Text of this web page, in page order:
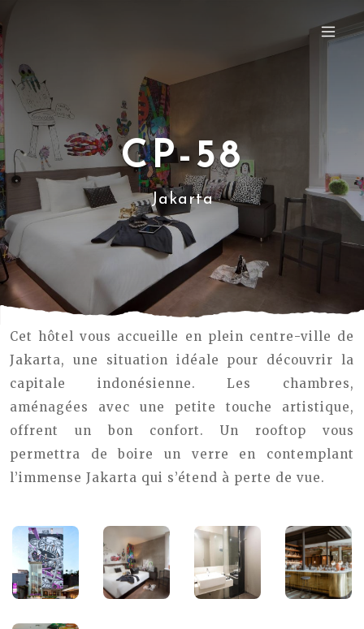
CP-58
Jakarta
Cet hôtel vous accueille en plein centre-ville de
Jakarta, une situation idéale pour découvrir la
capitale indonésienne. Les chambres,
aménagées avec une petite touche artistique,
offrent un bon confort. Un rooftop vous
permettra de boire un verre en contemplant
l’immense Jakarta qui s’étend à perte de vue.